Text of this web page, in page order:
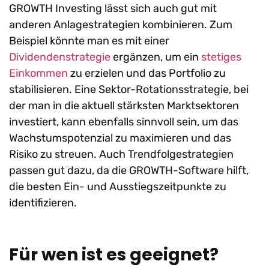
GROWTH Investing lässt sich auch gut mit
anderen Anlagestrategien kombinieren. Zum
Beispiel könnte man es mit einer
Dividendenstrategie ergänzen, um ein stetiges
Einkommen zu erzielen und das Portfolio zu
stabilisieren. Eine Sektor-Rotationsstrategie, bei
der man in die aktuell stärksten Marktsektoren
investiert, kann ebenfalls sinnvoll sein, um das
Wachstumspotenzial zu maximieren und das
Risiko zu streuen. Auch Trendfolgestrategien
passen gut dazu, da die GROWTH-Software hilft,
die besten Ein- und Ausstiegszeitpunkte zu
identifizieren.
Für wen ist es geeignet?